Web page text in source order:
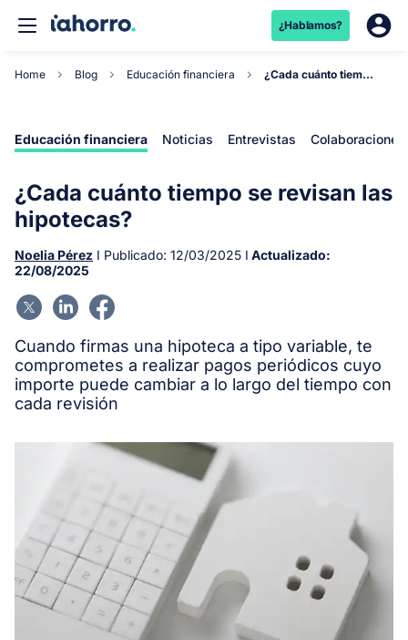
¿Hablamos?
Home Blog Educación financiera ¿Cada cuánto tiempo se revisan las hipotecas?
Educación financiera Noticias Entrevistas Colaboraciones
¿Cada cuánto tiempo se revisan las
hipotecas?
Noelia Pérez I Publicado: 12/03/2025 I Actualizado:
22/08/2025
Cuando firmas una hipoteca a tipo variable, te
comprometes a realizar pagos periódicos cuyo
importe puede cambiar a lo largo del tiempo con
cada revisión